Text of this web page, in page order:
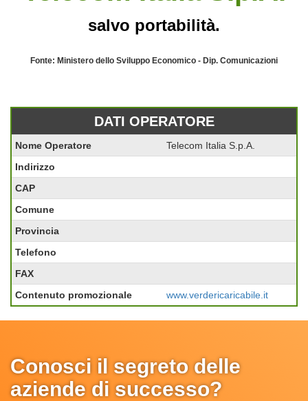
salvo portabilità.
Fonte: Ministero dello Sviluppo Economico - Dip. Comunicazioni
DATI OPERATORE
Nome Operatore
Telecom Italia S.p.A.
Indirizzo
CAP
Comune
Provincia
Telefono
FAX
Contenuto promozionale
www.verdericaricabile.it
Conosci il segreto delle
aziende di successo?